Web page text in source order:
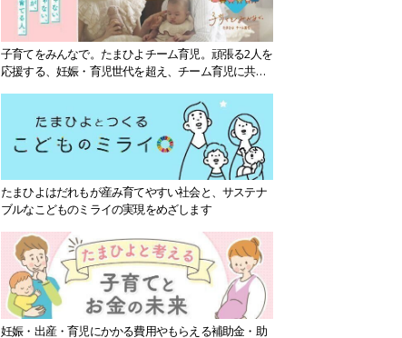
子育てをみんなで。たまひよチーム育児。頑張る2人を
応援する、妊娠・育児世代を超え、チーム育児に共感
たまひよはだれもが産み育てやすい社会と、サステナ
ブルなこどものミライの実現をめざします
妊娠・出産・育児にかかる費用やもらえる補助金・助